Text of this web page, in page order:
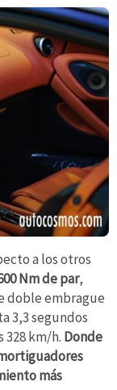
a los otros
Nm de par,
doble embrague
3,3 segundos
328 km/h. Donde
más